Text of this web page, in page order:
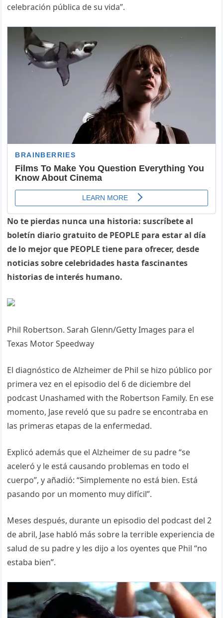
celebración pública de su vida”.
No te pierdas nunca una historia: suscríbete al
boletín diario gratuito de PEOPLE para estar al día
de lo mejor que PEOPLE tiene para ofrecer, desde
noticias sobre celebridades hasta fascinantes
historias de interés humano.
Phil Robertson. Sarah Glenn/Getty Images para el
Texas Motor Speedway
El diagnóstico de Alzheimer de Phil se hizo público por
primera vez en el episodio del 6 de diciembre del
podcast Unashamed with the Robertson Family. En ese
momento, Jase reveló que su padre se encontraba en
las primeras etapas de la enfermedad.
Explicó además que el Alzheimer de su padre “se
aceleró y le está causando problemas en todo el
cuerpo”, y añadió: “Simplemente no está bien. Está
pasando por un momento muy difícil”.
Meses después, durante un episodio del podcast del 2
de abril, Jase habló más sobre la terrible experiencia de
salud de su padre y les dijo a los oyentes que Phil “no
estaba bien”.